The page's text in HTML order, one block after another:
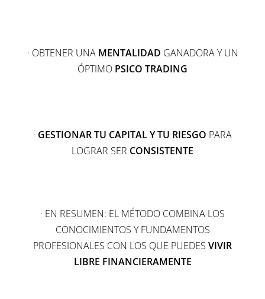
· OBTENER UNA MENTALIDAD GANADORA Y UN
ÓPTIMO PSICO TRADING
· GESTIONAR TU CAPITAL Y TU RIESGO PARA
LOGRAR SER CONSISTENTE
· EN RESUMEN: EL MÉTODO COMBINA LOS
CONOCIMIENTOS Y FUNDAMENTOS
PROFESIONALES CON LOS QUE PUEDES VIVIR
LIBRE FINANCIERAMENTE